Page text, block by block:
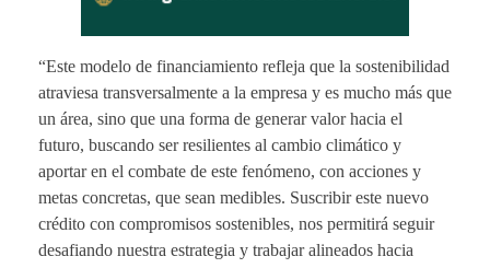
“Este modelo de financiamiento refleja que la sostenibilidad
atraviesa transversalmente a la empresa y es mucho más que
un área, sino que una forma de generar valor hacia el
futuro, buscando ser resilientes al cambio climático y
aportar en el combate de este fenómeno, con acciones y
metas concretas, que sean medibles. Suscribir este nuevo
crédito con compromisos sostenibles, nos permitirá seguir
desafiando nuestra estrategia y trabajar alineados hacia